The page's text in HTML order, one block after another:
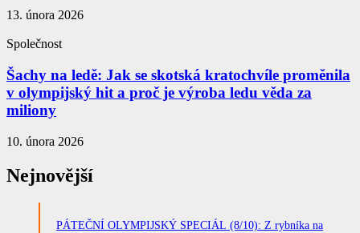
13. února 2026
Společnost
Šachy na ledě: Jak se skotská kratochvíle proměnila
v olympijský hit a proč je výroba ledu věda za
miliony
10. února 2026
Nejnovější
PÁTEČNÍ OLYMPIJSKÝ SPECIÁL (8/10): Z rybníka na